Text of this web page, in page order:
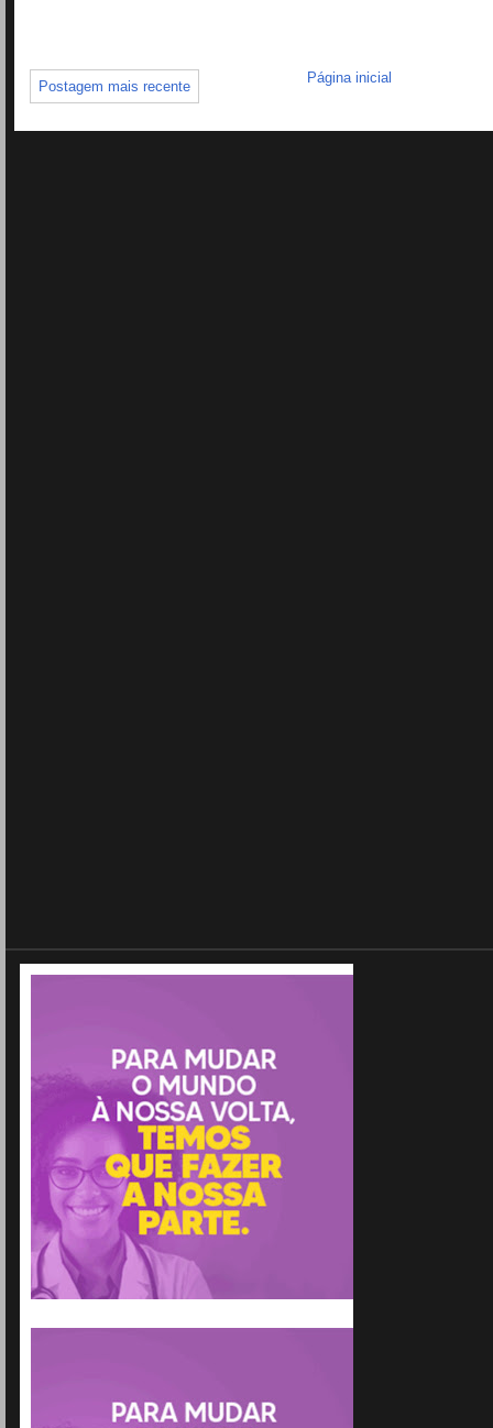
Postagem mais recente
Página inicial